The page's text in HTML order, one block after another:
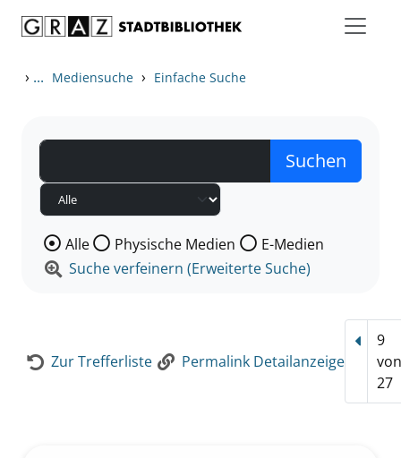
› ... Mediensuche › Einfache Suche
Wählen Sie die Medienart nach der Sie suchen wollen.
Alle Physische Medien
E-Medien
Suche verfeinern (Erweiterte Suche)
Zur Trefferliste Permalink Detailanzeige
9
27